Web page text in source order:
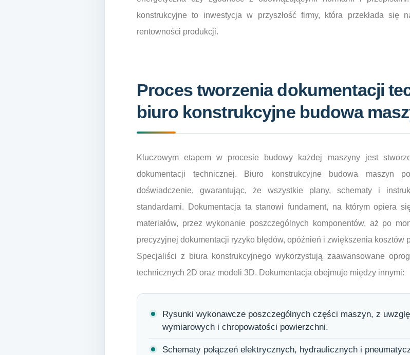
konstrukcyjne to inwestycja w przyszłość firmy, która przekłada się
rentowności produkcji.
Proces tworzenia dokumentacji
biuro konstrukcyjne budowa
Kluczowym etapem w procesie budowy każdej maszyny jest
dokumentacji technicznej. Biuro konstrukcyjne budowa maszyn
doświadczenie, gwarantując, że wszystkie plany, schematy i
standardami. Dokumentacja ta stanowi fundament, na którym opiera
materiałów, przez wykonanie poszczególnych komponentów, aż po
precyzyjnej dokumentacji ryzyko błędów, opóźnień i zwiększenia kosztów
Specjaliści z biura konstrukcyjnego wykorzystują zaawansowane
technicznych 2D oraz modeli 3D. Dokumentacja obejmuje między innymi:
Rysunki wykonawcze poszczególnych części maszyn, z
wymiarowych i chropowatości powierzchni.
Schematy połączeń elektrycznych, hydraulicznych i